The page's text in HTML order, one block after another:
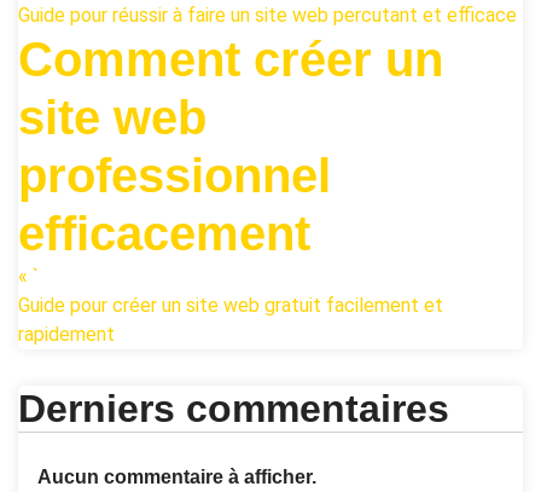
Guide pour réussir à faire un site web percutant et efficace
Comment créer un
site web
professionnel
efficacement
« `
Guide pour créer un site web gratuit facilement et
rapidement
Derniers commentaires
Aucun commentaire à afficher.